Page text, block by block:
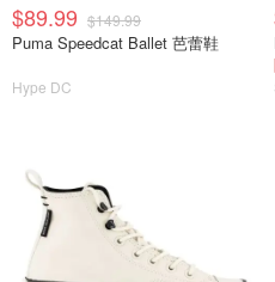
$89.99 $149.99
Puma Speedcat Ballet 芭蕾鞋
Hype DC